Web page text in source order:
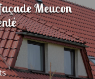
Meucon